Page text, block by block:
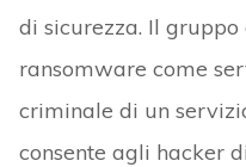
di sicurezza. Il
ransomware come
criminale di un
consente agli hacker